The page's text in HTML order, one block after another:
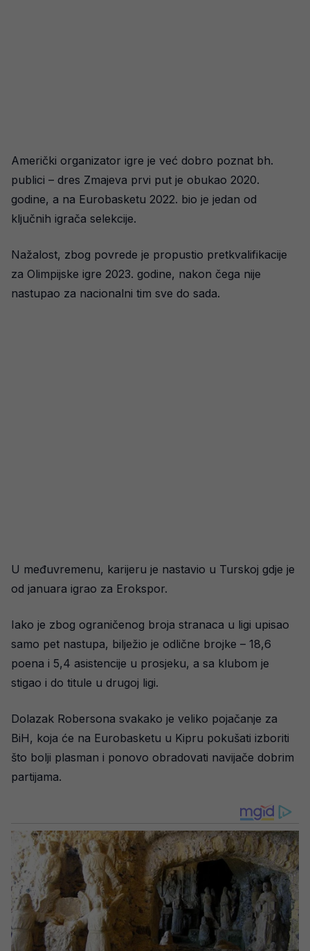
Američki organizator igre je već dobro poznat bh.
publici – dres Zmajeva prvi put je obukao 2020.
godine, a na Eurobasketu 2022. bio je jedan od
ključnih igrača selekcije.
Nažalost, zbog povrede je propustio pretkvalifikacije
za Olimpijske igre 2023. godine, nakon čega nije
nastupao za nacionalni tim sve do sada.
U međuvremenu, karijeru je nastavio u Turskoj gdje je
od januara igrao za Erokspor.
Iako je zbog ograničenog broja stranaca u ligi upisao
samo pet nastupa, bilježio je odlične brojke – 18,6
poena i 5,4 asistencije u prosjeku, a sa klubom je
stigao i do titule u drugoj ligi.
Dolazak Robersona svakako je veliko pojačanje za
BiH, koja će na Eurobasketu u Kipru pokušati izboriti
što bolji plasman i ponovo obradovati navijače dobrim
partijama.